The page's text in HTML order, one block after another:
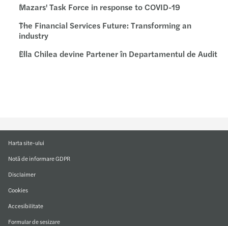
Mazars' Task Force in response to COVID-19
The Financial Services Future: Transforming an
industry
Ella Chilea devine Partener în Departamentul de Audit
Harta site-ului
Notă de informare GDPR
Disclaimer
Cookies
Accesibilitate
Formular de sesizare